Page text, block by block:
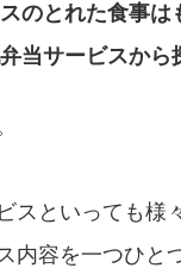
のとれた食事
当サービスから
スといっても様
内容を一つひと